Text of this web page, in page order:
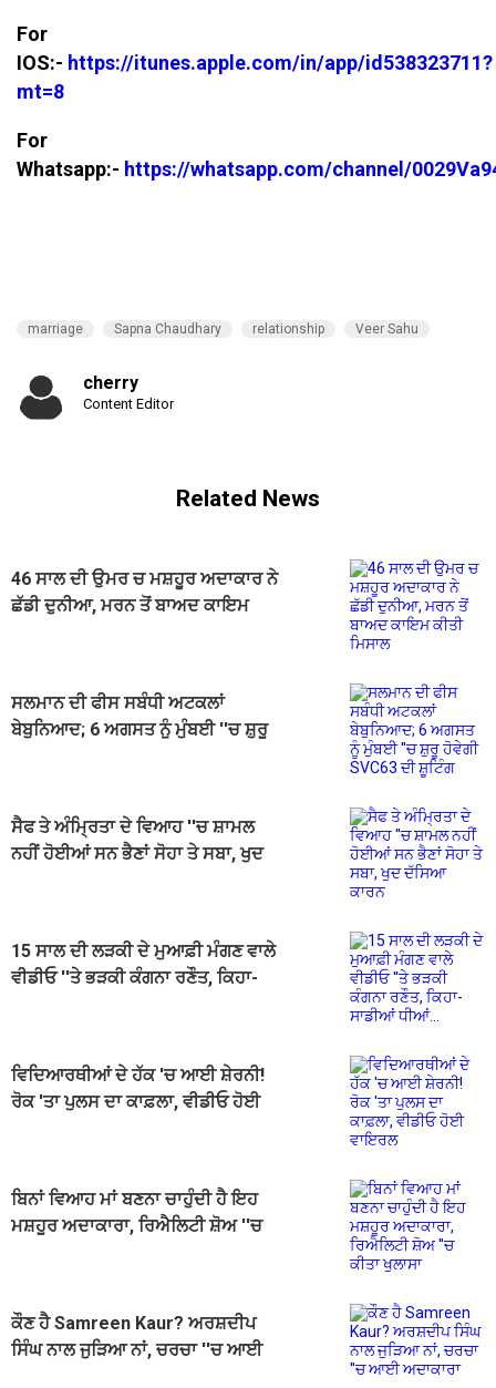
For
IOS:- https://itunes.apple.com/in/app/id538323711?
mt=8
For
Whatsapp:- https://whatsapp.com/channel/
marriage Sapna Chaudhary relationship Veer Sahu
cherry
Content Editor
Related News
46 ਸਾਲ ਦੀ ਉਮਰ ਚ ਮਸ਼ਹੂਰ ਅਦਾਕਾਰ ਨੇ
ਛੱਡੀ ਦੁਨੀਆ, ਮਰਨ ਤੋਂ ਬਾਅਦ ਕਾਇਮ
ਸਲਮਾਨ ਦੀ ਫੀਸ ਸਬੰਧੀ ਅਟਕਲਾਂ
ਬੇਬੁਨਿਆਦ; 6 ਅਗਸਤ ਨੂੰ ਮੁੰਬਈ ''ਚ ਸ਼ੁਰੂ
ਸੈਫ ਤੇ ਅੰਮ੍ਰਿਤਾ ਦੇ ਵਿਆਹ ''ਚ ਸ਼ਾਮਲ
ਨਹੀਂ ਹੋਈਆਂ ਸਨ ਭੈਣਾਂ ਸੋਹਾ ਤੇ ਸਬਾ, ਖੁਦ
15 ਸਾਲ ਦੀ ਲੜਕੀ ਦੇ ਮੁਆਫ਼ੀ ਮੰਗਣ ਵਾਲੇ
ਵੀਡੀਓ ''ਤੇ ਭੜਕੀ ਕੰਗਨਾ ਰਣੌਤ, ਕਿਹਾ-
ਵਿਦਿਆਰਥੀਆਂ ਦੇ ਹੱਕ 'ਚ ਆਈ ਸ਼ੇਰਨੀ!
ਰੋਕ 'ਤਾ ਪੁਲਸ ਦਾ ਕਾਫ਼ਲਾ, ਵੀਡੀਓ ਹੋਈ
ਬਿਨਾਂ ਵਿਆਹ ਮਾਂ ਬਣਨਾ ਚਾਹੁੰਦੀ ਹੈ ਇਹ
ਮਸ਼ਹੂਰ ਅਦਾਕਾਰਾ, ਰਿਐਲਿਟੀ ਸ਼ੋਅ ''ਚ
ਕੌਣ ਹੈ Samreen Kaur? ਅਰਸ਼ਦੀਪ
ਸਿੰਘ ਨਾਲ ਜੁੜਿਆ ਨਾਂ, ਚਰਚਾ ''ਚ ਆਈ